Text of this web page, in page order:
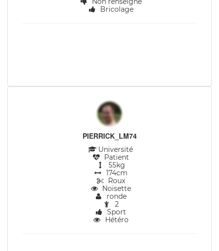
Bricolage
PIERRICK_LM74
Université
Patient
55kg
174cm
Roux
Noisette
ronde
2
Sport
Hétéro